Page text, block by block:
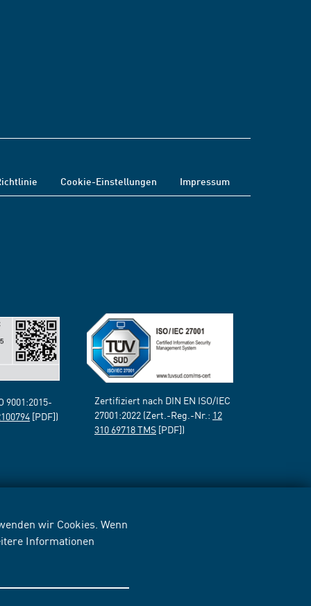
wir Cookies. Wenn
Informationen
Cookie-Einstellungen Impressum
9001:2015-
[PDF])
Zertifiziert nach DIN EN ISO/IEC
27001:2022 (Zert.-Reg.-Nr.: 12
310 69718 TMS [PDF])